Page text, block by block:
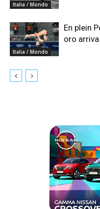
Italia / Mondo
Italia / Mondo
En plein
oro